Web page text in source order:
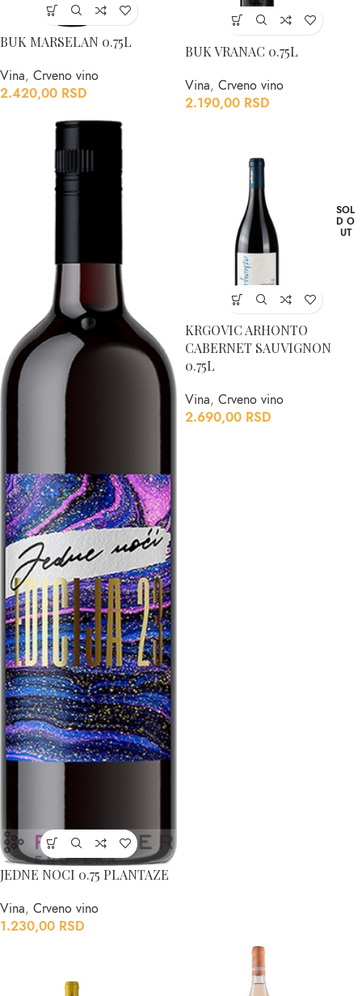
BUK MARSELAN 0.75L
Vina, Crveno vino
2.420,00 RSD
BUK VRANAC 0.75L
Vina, Crveno vino
2.190,00 RSD
JEDNE NOCI 0.75 PLANTAZE
Vina, Crveno vino
1.230,00 RSD
SOL
D O
UT
KRGOVIC ARHONTO
CABERNET SAUVIGNON
0.75L
Vina, Crveno vino
2.690,00 RSD